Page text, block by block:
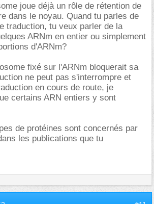
joue déjà un rôle de rétention de
dans le noyau. Quand tu parles de
traduction, tu veux parler de la
ARNm en entier ou simplement
d'ARNm?
fixé sur l'ARNm bloquerait sa
ne peut pas s'interrompre et
en cours de route, je
certains ARN entiers y sont
de protéines sont concernés par
les publications que tu